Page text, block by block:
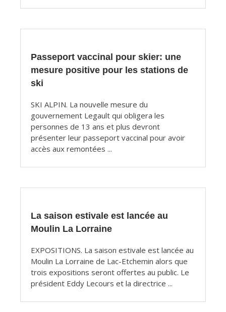
Passeport vaccinal pour skier: une
mesure positive pour les stations de
ski
SKI ALPIN. La nouvelle mesure du
gouvernement Legault qui obligera les
personnes de 13 ans et plus devront
présenter leur passeport vaccinal pour avoir
accès aux remontées ...
La saison estivale est lancée au
Moulin La Lorraine
EXPOSITIONS. La saison estivale est lancée au
Moulin La Lorraine de Lac-Etchemin alors que
trois expositions seront offertes au public. Le
président Eddy Lecours et la directrice ...